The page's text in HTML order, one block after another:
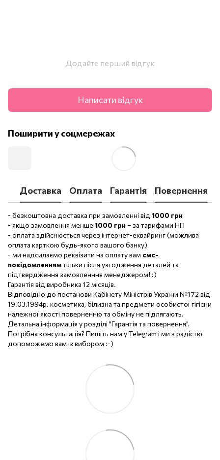
Додайте перший відгук
Написати відгук
Поширити у соцмережах
Доставка Оплата Гарантія Повернення
- безкоштовна доставка при замовленні від 1000 грн
- якщо замовлення менше 1000 грн– за тарифами НП
- оплата здійснюється через інтернет-еквайринг (можлива
оплата карткою будь-якого вашого банку)
- ми надсилаємо реквізити на оплату вам смс-
повідомленнямтільки після узгодження деталей та
підтвердження замовленння менеджером! :)
Гарантія від виробника 12 місяців.
Відповідно до постанови Кабінету Міністрів України №172 від
19.03.1994р. косметика, білизна та предмети особистої гігієни
належної якості поверненню та обміну не підлягають.
Детальна інформація у розділі "Гарантія та повернення".
Потрібна консультація? Пишіть нам у Telegram і ми з радістю
допоможемо вам із вибором :-)